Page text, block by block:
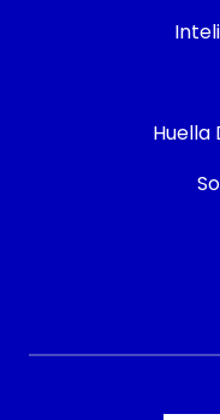
Huella